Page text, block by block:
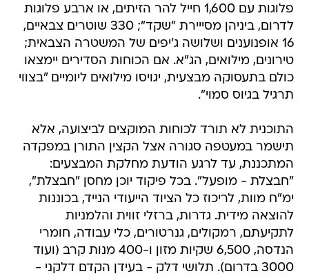
פלוגות עם 1,600 חייל להר הזיתים, או ארבע פלוגות
לדרום, ביניהן מסייירת "שקד"; 330 שוטרים צבאיים,
16 אופנוענים ושלושה ג'יפים של המשטרה הצבאית;
טירונים, מילואים, הג"א. אם הכוחות הסדירים יימצאו
כולם בתעסוקה מבצעית, יגויסו מילואים ליומיים "בצווי
תרגיל בגיוס סמוי".
התוכנית לא תורד לכוחות המוקצים לביצועה, אלא
תישמר במעטפה סגורה אצל הקצין התורן במפקדה
המתכננת, עד לרגע הודעת מחלקת המבצעים:
"חבצלת - מופעל". בכל פיקוד יוכן מחסן "חבצלת",
ימ"ח מוות, לריכוז כל הציוד הייעודי הנייד, בכוננות
להוצאה מידית. גדרות, ברזלי זווית והלמניות
לתקיעתם, רמקולים, גנרטורים, כלי עבודה, חומרי
הנדסה, 6,500 שקיות מזון ו-400 מנות קרב (ועוד
3000 בדרום). תלושי דלק - בעידן הקדם דלקני -